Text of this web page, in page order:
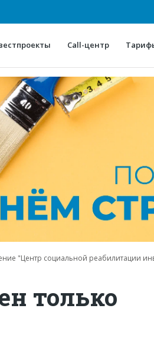
Call-центр
О проекте
Конкурентные преимущества
Горячие объекты
Глоссарий
"Центр социальной реабилитации
только